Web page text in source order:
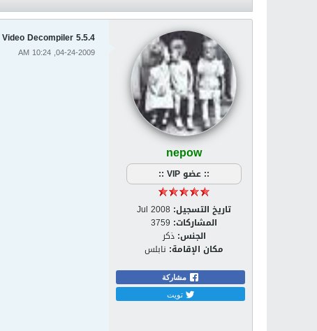
nepow
:: عضو VIP ::
تاريخ التسجيل: Jul 2008
المشاركات: 3759
الجنس: ذكر
مكان الإقامة: نابلس
مشاركة
تويت
Video Decompiler 5.5.4
04-24-2009, 10:24 AM